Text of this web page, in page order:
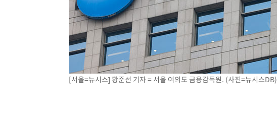
서울 낮 37.9도, 올여름 최고치 경신…영등포 순간 '40도'
[속보]종합특검, 대검 추가 압수수색…내란 중요임무종사 혐의
[속보]코스닥, 800p 회복…0.26% 오른 801.67 마감
[속보]코스피, 301.88포인트(4.58%) 내린 6296.38 마감
[속보]원·달러 환율, 0.7원 내린 1423.8원 마감
"여기 떨어졌다"…다누리, 스페이스X 로켓 달 충돌 흔적 포착
[서울=뉴시스] 황준선 기자 = 서울 여의도 금융감독원. (사진=뉴시스DB)